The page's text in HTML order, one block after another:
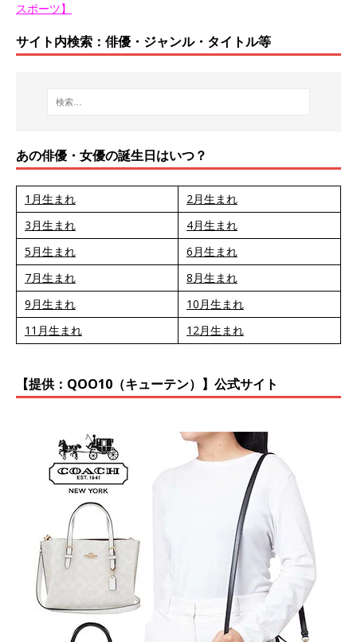
スポーツ】
サイト内検索：俳優・ジャンル・タイトル等
あの俳優・女優の誕生日はいつ？
1月生まれ
2月生まれ
3月生まれ
4月生まれ
5月生まれ
6月生まれ
7月生まれ
8月生まれ
9月生まれ
10月生まれ
11月生まれ
12月生まれ
【提供：QOO10（キューテン）】公式サイト